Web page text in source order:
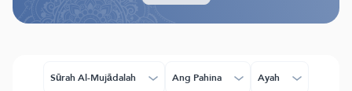
Sūrah Al-Mujādalah Ang Pahina Ayah